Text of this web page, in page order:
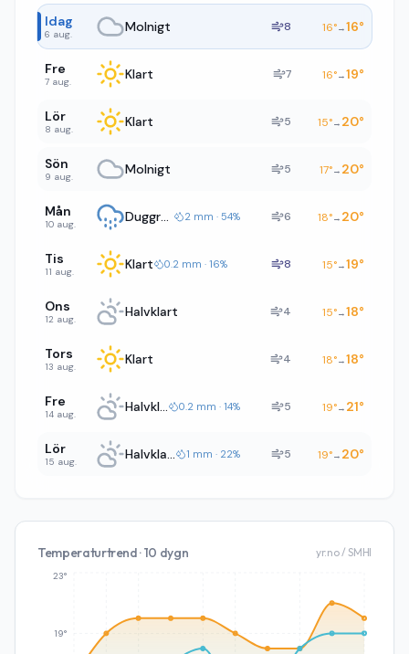
Idag
6 aug. Molnigt 8 16°→16°
Fre
7 aug. Klart 7 16°→19°
Lör
8 aug. Klart 5 15°→ 20°
Sön
9 aug. Molnigt 5 17°→ 20°
Mån
10 aug. Duggregn 2 mm · 54% 6 18°→ 20°
Tis
11 aug. Klart 0.2 mm · 16% 8 15°→19°
Ons
12 aug. Halvklart 4 15°→18°
Tors
13 aug. Klart 4 18°→18°
Fre
14 aug. Halvklart 0.2 mm · 14% 5 19°→ 21°
Lör
15 aug. Halvklart 1 mm · 22% 5 19°→ 20°
Temperaturtrend · 10 dygn yr.no / SMHI
19°
23°